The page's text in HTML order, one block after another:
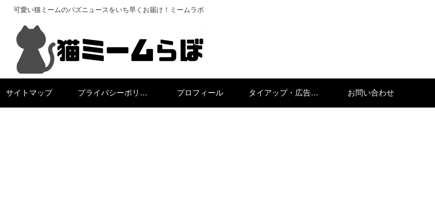
可愛い猫ミームのバズニュースをいち早くお届け！ミームラボ
サイトマップ プライバシーポリシー プロフィール タイアップ・広告掲載 お問い合わせ